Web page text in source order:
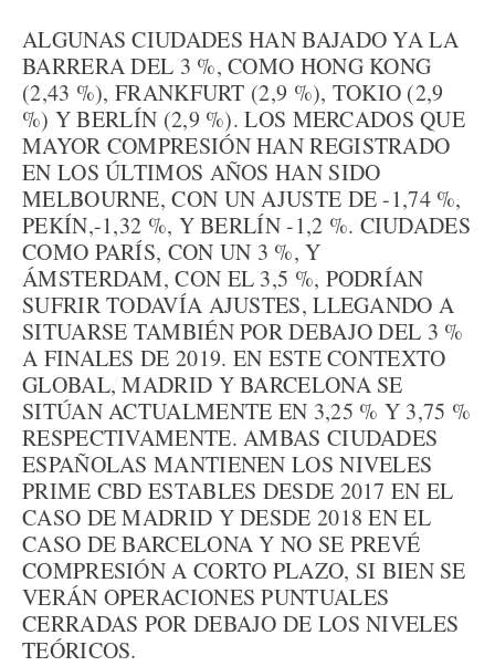
ALGUNAS CIUDADES HAN BAJADO YA LA
BARRERA DEL 3 %, COMO HONG KONG
(2,43 %), FRANKFURT (2,9 %), TOKIO (2,9
%) Y BERLÍN (2,9 %). LOS MERCADOS QUE
MAYOR COMPRESIÓN HAN REGISTRADO
EN LOS ÚLTIMOS AÑOS HAN SIDO
MELBOURNE, CON UN AJUSTE DE -1,74 %,
PEKÍN,-1,32 %, Y BERLÍN -1,2 %. CIUDADES
COMO PARÍS, CON UN 3 %, Y
ÁMSTERDAM, CON EL 3,5 %, PODRÍAN
SUFRIR TODAVÍA AJUSTES, LLEGANDO A
SITUARSE TAMBIÉN POR DEBAJO DEL 3 %
A FINALES DE 2019. EN ESTE CONTEXTO
GLOBAL, MADRID Y BARCELONA SE
SITÚAN ACTUALMENTE EN 3,25 % Y 3,75 %
RESPECTIVAMENTE. AMBAS CIUDADES
ESPAÑOLAS MANTIENEN LOS NIVELES
PRIME CBD ESTABLES DESDE 2017 EN EL
CASO DE MADRID Y DESDE 2018 EN EL
CASO DE BARCELONA Y NO SE PREVÉ
COMPRESIÓN A CORTO PLAZO, SI BIEN SE
VERÁN OPERACIONES PUNTUALES
CERRADAS POR DEBAJO DE LOS NIVELES
TEÓRICOS.